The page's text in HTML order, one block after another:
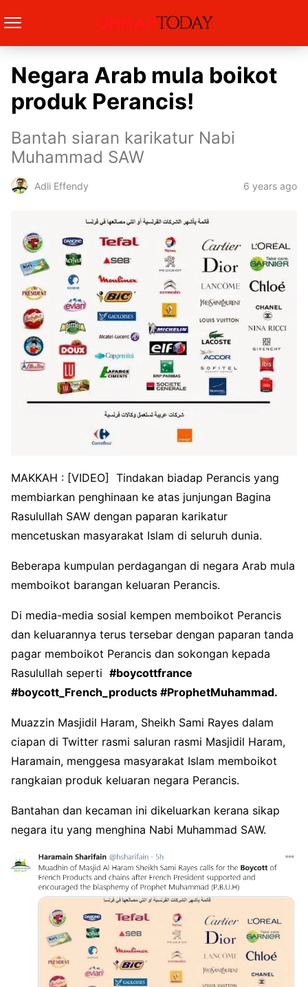
Negara Arab mula boikot
produk Perancis!
Bantah siaran karikatur Nabi
Muhammad SAW
Adli Effendy 6 years ago
MAKKAH : [VIDEO] Tindakan biadap Perancis yang
membiarkan penghinaan ke atas junjungan Bagina
Rasulullah SAW dengan paparan karikatur
mencetuskan masyarakat Islam di seluruh dunia.
Beberapa kumpulan perdagangan di negara Arab mula
memboikot barangan keluaran Perancis.
Di media-media sosial kempen memboikot Perancis
dan keluarannya terus tersebar dengan paparan tanda
pagar memboikot Perancis dan sokongan kepada
Rasulullah seperti #boycottfrance
#boycott_French_products #ProphetMuhammad.
Muazzin Masjidil Haram, Sheikh Sami Rayes dalam
ciapan di Twitter rasmi saluran rasmi Masjidil Haram,
Haramain, menggesa masyarakat Islam memboikot
rangkaian produk keluaran negara Perancis.
Bantahan dan kecaman ini dikeluarkan kerana sikap
negara itu yang menghina Nabi Muhammad SAW.